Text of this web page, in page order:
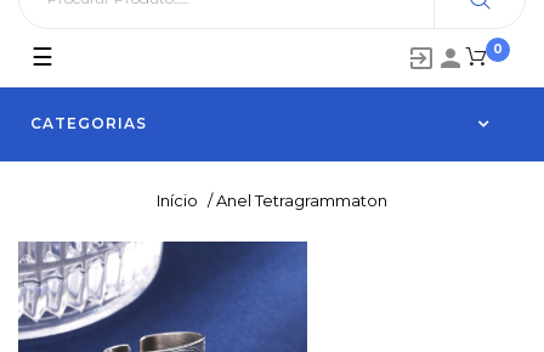
0
 
CATEGORIAS
Toggle
navigation
☰
Início /Anel Tetragrammaton